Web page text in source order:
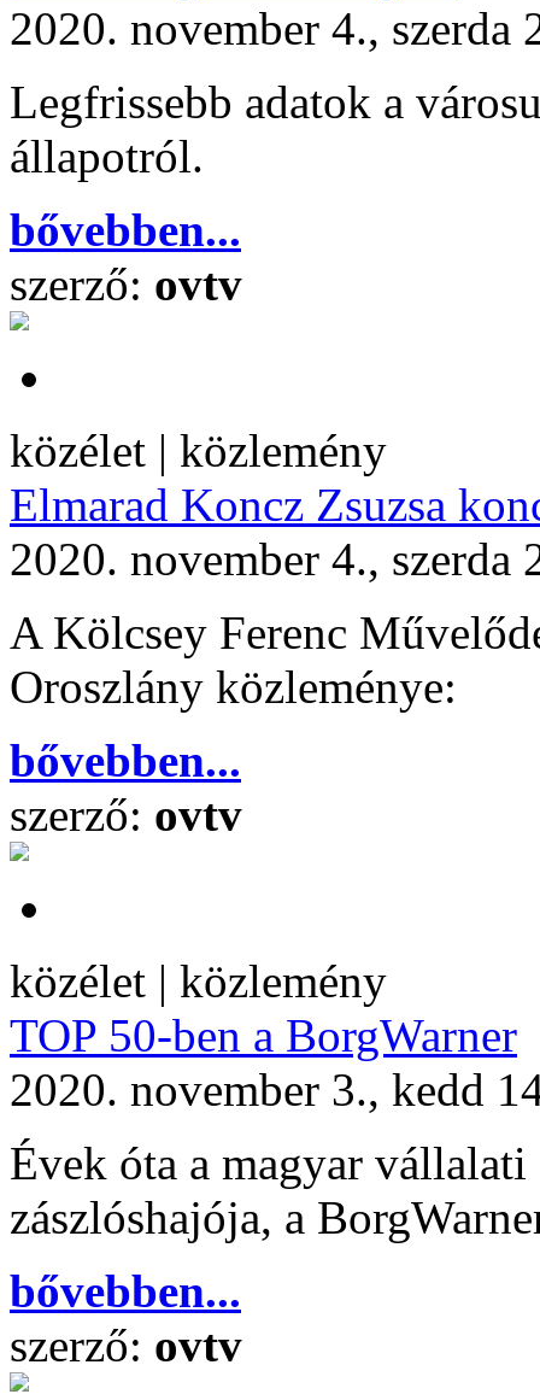
2020. november 4., szerda
Legfrissebb adatok a
állapotról.
bővebben...
szerző: ovtv
közélet | közlemény
Elmarad Koncz Zsuzsa
2020. november 4., szerda
A Kölcsey Ferenc
Oroszlány közleménye:
bővebben...
szerző: ovtv
közélet | közlemény
TOP 50-ben a BorgWarner
2020. november 3., kedd
Évek óta a magyar
zászlóshajója, a
bővebben...
szerző: ovtv